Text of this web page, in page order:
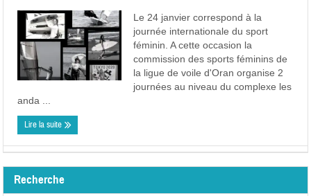
Le 24 janvier correspond à la
journée internationale du sport
féminin. A cette occasion la
commission des sports féminins de
la ligue de voile d'Oran organise 2
journées au niveau du complexe les
anda ...
Lire la suite
Recherche